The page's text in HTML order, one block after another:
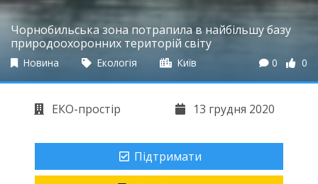
Чорнобильська зона потрапила в найбільшу базу
природоохоронних територій світу
Новина Екологія Київ 0 0
ЕКО-простір 13 грудня 2020
Підтримати